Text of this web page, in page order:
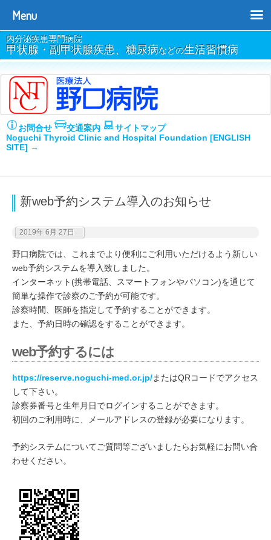
内分泌疾患専門病院
甲状腺・副甲状腺疾患、糖尿病などの生活習慣病
お問合せ 交通案内
サイトマップ
Noguchi Thyroid Clinic and Hospital Foundation [ENGLISH
SITE] →
新web予約システム導入のお知らせ
2019年 6月 27日
野口病院では、これまでより便利にご利用いただけるよう新しい
web予約システムを導入致しました。
インターネット(携帯電話、スマートフォンやパソコン)を通じて
簡単な操作で診察のご予約が可能です。
診察時間、医師を指定して予約することができます。
また、予約日時の確認をすることができます。
web予約するには
https://reserve.noguchi-med.or.jp/またはQRコードでアクセス
して下さい。
診察券番号と生年月日でログインすることができます。
初回のご利用時に、メールアドレスの登録が必要になります。
予約システムについてご質問等ございましたらお気軽にお問い合
わせください。
Menu